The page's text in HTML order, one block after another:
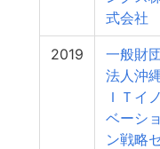
式会社
2019
一般財
法人沖
ＩＴイノ
ベーショ
ン戦略